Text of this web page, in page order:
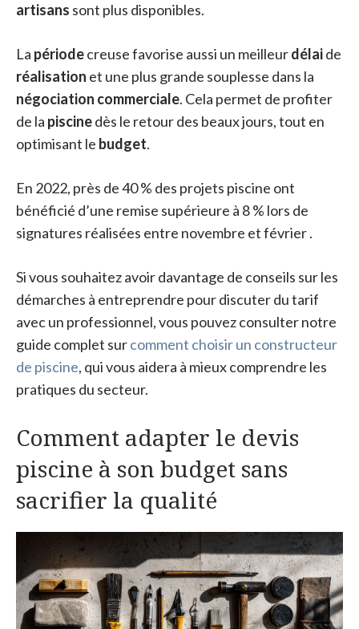
artisans sont plus disponibles.
La périodecreuse favorise aussi un meilleurdélaide
réalisation et une plus grande souplesse dans la
négociation commerciale. Cela permet de profiter
de la piscinedès le retour des beaux jours, tout en
optimisant le budget.
En 2022, près de 40 % des projets piscine ont
bénéficié d’une remise supérieure à 8 % lors de
signatures réalisées entre novembre et février .
Si vous souhaitez avoir davantage de conseils sur les
démarches à entreprendre pour discuter du tarif
avec un professionnel, vous pouvez consulter notre
guide complet surcomment choisir un constructeur
de piscine, qui vous aidera à mieux comprendre les
pratiques du secteur.
Comment adapter le devis
piscine à son budget sans
sacrifier la qualité